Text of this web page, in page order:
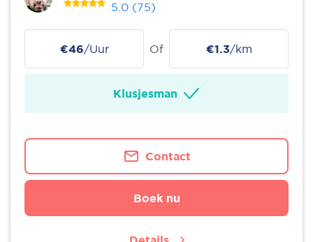
5.0 (75)
€46/Uur Of €1.3/km
Klusjesman
Contact
Boek nu